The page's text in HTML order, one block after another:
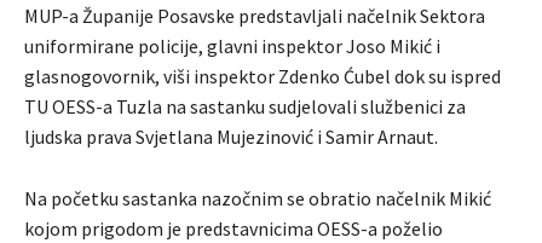
MUP-a Županije Posavske predstavljali načelnik Sektora
uniformirane policije, glavni inspektor Joso Mikić i
glasnogovornik, viši inspektor Zdenko Ćubel dok su ispred
TU OESS-a Tuzla na sastanku sudjelovali službenici za
ljudska prava Svjetlana Mujezinović i Samir Arnaut.
Na početku sastanka nazočnim se obratio načelnik Mikić
kojom prigodom je predstavnicima OESS-a poželio